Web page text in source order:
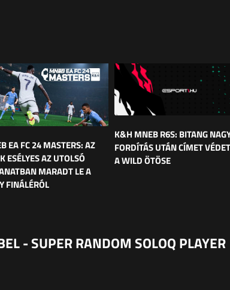
EA FC 24 MASTERS: AZ
ESÉLYES AZ UTOLSÓ
MARADT LE A
FINÁLÉRÓL
K&H MNEB R6S: BITANG
FORDÍTÁS UTÁN CÍMET
A WILD ÖTÖSE
- SUPER RANDOM SOLOQ PLAYER